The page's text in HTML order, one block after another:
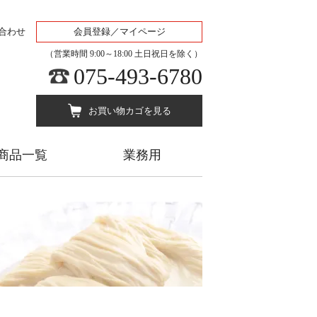
わせ 会員登録／マイページ
（営業時間 9:00～18:00 土日祝日を除く）
075-493-6780
お買い物カゴを見る
品一覧 業務用